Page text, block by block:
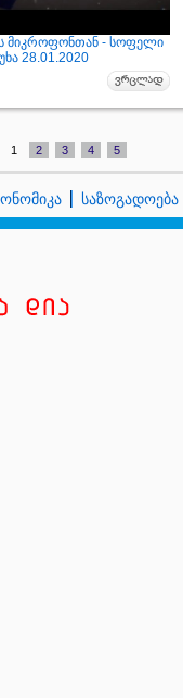
მიკროფონთან - სოფელი
28.01.2020
1 2 3 4 5
საზოგადოება